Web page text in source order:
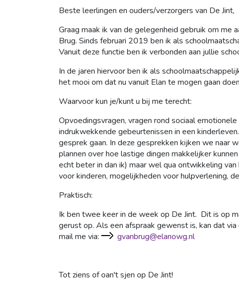
Beste leerlingen en ouders/verzorgers van De Jint,
Graag maak ik van de gelegenheid gebruik om me
Brug. Sinds februari 2019 ben ik als
Vanuit deze functie ben ik verbonden aan jullie
In de jaren hiervoor ben ik als
het mooi om dat nu vanuit Elan te mogen gaan
Waarvoor kun je/kunt u bij me terecht:
Opvoedingsvragen, vragen rond sociaal
indrukwekkende gebeurtenissen in een
gesprek gaan. In deze gesprekken kijken we naar
plannen over hoe lastige dingen makkelijker
echt beter in dan ik) maar wel qua ontwikkeling
voor kinderen, mogelijkheden voor hulpverlening,
Praktisch:
Ik ben twee keer in de week op De Jint. Dit is op
gerust op. Als een afspraak gewenst is, kan dat
mail me via:
gvanbrug@elanowg.nl
Tot ziens of oan't sjen op De Jint!